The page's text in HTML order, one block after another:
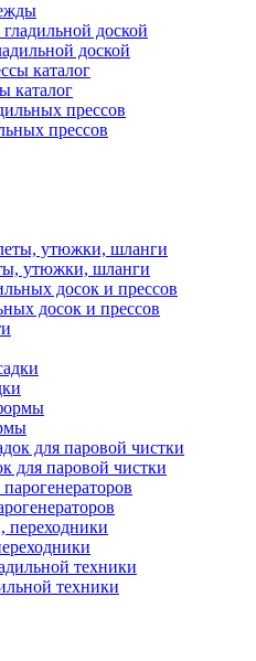
доской
каталог
прессов
утюжки, шланги
досок и прессов
для паровой чистки
техники